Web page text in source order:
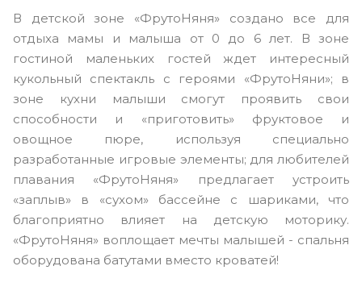
В детской зоне «ФрутоНяня» создано все для
отдыха мамы и малыша от 0 до 6 лет. В зоне
гостиной маленьких гостей ждет интересный
кукольный спектакль с героями «ФрутоНяни»; в
зоне кухни малыши смогут проявить свои
способности и «приготовить» фруктовое и
овощное пюре, используя специально
разработанные игровые элементы; для любителей
плавания «ФрутоНяня» предлагает устроить
«заплыв» в «сухом» бассейне с шариками, что
благоприятно влияет на детскую моторику.
«ФрутоНяня» воплощает мечты малышей - спальня
оборудована батутами вместо кроватей!